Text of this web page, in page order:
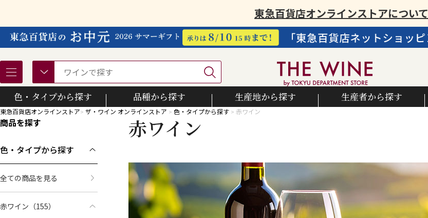
東急百貨店オンラインストアについて
色・タイプから探す 品種から探す 生産地から探す 生産者から探す
東急百貨店オンラインストア ザ・ワイン オンラインストア 色・タイプから探す 赤ワイン
商品を探す
色・タイプから探す
全ての商品を見る
赤ワイン （155）
赤ワイン